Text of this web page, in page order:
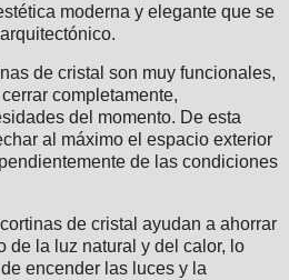
moderna y elegante que se
de cristal son muy funcionales,
completamente,
del momento. De esta
al máximo el espacio exterior
de las condiciones
de cristal ayudan a ahorrar
de la luz natural y del calor, lo
encender las luces y la